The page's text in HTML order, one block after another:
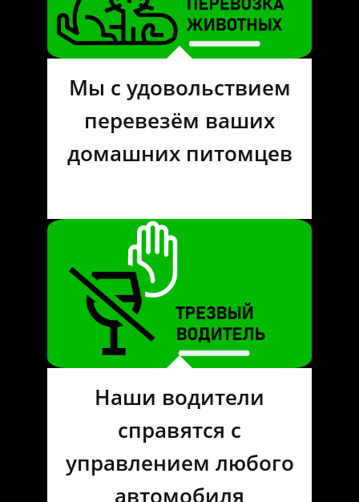
Мы с удовольствием
перевезём ваших
домашних питомцев
Наши водители
справятся с
управлением любого
автомобиля